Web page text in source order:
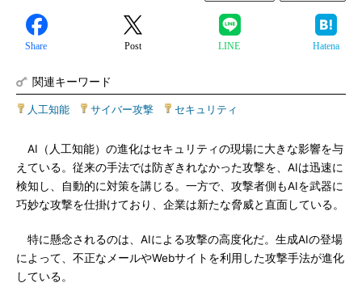
Share Post LINE Hatena
関連キーワード
人工知能 サイバー攻撃 セキュリティ
AI（人工知能）の進化はセキュリティの現場に大きな影響を与
えている。従来の手法では防ぎきれなかった攻撃を、AIは迅速に
検知し、自動的に対策を講じる。一方で、攻撃者側もAIを武器に
巧妙な攻撃を仕掛けており、企業は新たな脅威と直面している。
特に懸念されるのは、AIによる攻撃の高度化だ。生成AIの登場
によって、不正なメールやWebサイトを利用した攻撃手法が進化
している。